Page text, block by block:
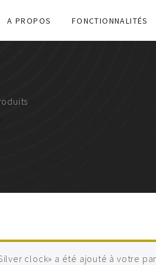
A PROPOS FONCTIONNALITÉS
clock» a été ajouté à votre